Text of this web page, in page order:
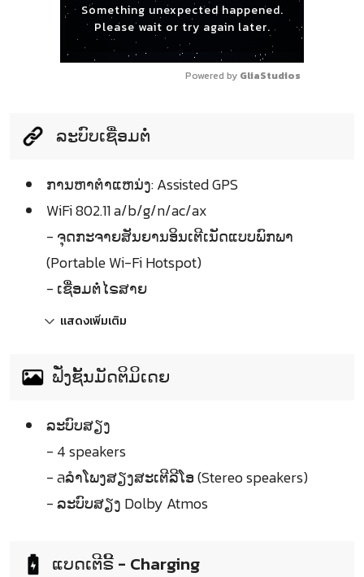
Something unexpected happened.
Please wait or try again later.
Powered by GliaStudios
ລະບົບເຊື່ອມຕໍ່
ການຫາຕຳແຫນ່ງ: Assisted GPS
WiFi 802.11 a/b/g/n/ac/ax
- ຈຸດກະຈາຍສັນຍານອິນເຕີເນັດແບບພົກພາ
(Portable Wi-Fi Hotspot)
- ເຊື່ອມຕໍ່ໄຣສາຍ
แสดงเพิ่มเติม
ຟັ່ງຊັ້ນມັດຕິມິເດຍ
ລະບົບສຽງ
- 4 speakers
- ลລຳໂພງສຽງສະເຕີລີໂອ (Stereo speakers)
- ລະບົບສຽງ Dolby Atmos
ແບດເຕີຣີ້ - Charging